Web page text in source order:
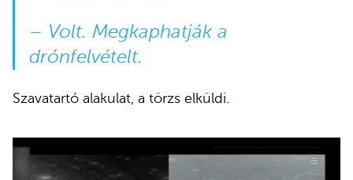
– Volt. Megkaphatják a
drónfelvételt.
Szavatartó alakulat, a törzs elküldi.